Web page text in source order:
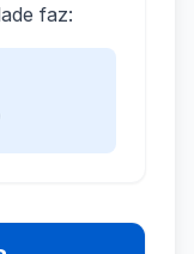
faz: